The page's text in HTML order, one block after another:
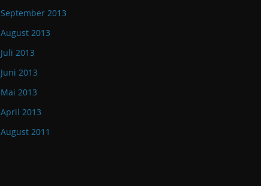
September 2013
August 2013
Juli 2013
Juni 2013
Mai 2013
April 2013
August 2011